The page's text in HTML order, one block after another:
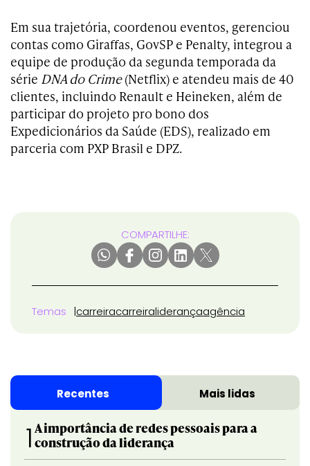
Em sua trajetória, coordenou eventos, gerenciou
contas como Giraffas, GovSP e Penalty, integrou a
equipe de produção da segunda temporada da
série DNA do Crime(Netflix) e atendeu mais de 40
clientes, incluindo Renault e Heineken, além de
participar do projeto pro bono dos
Expedicionários da Saúde (EDS), realizado em
parceria com PXP Brasil e DPZ.
COMPARTILHE:
Temas carreiracarreiraliderançaagência
Recentes Mais lidas
1 A importância de redes pessoais para a
construção da liderança